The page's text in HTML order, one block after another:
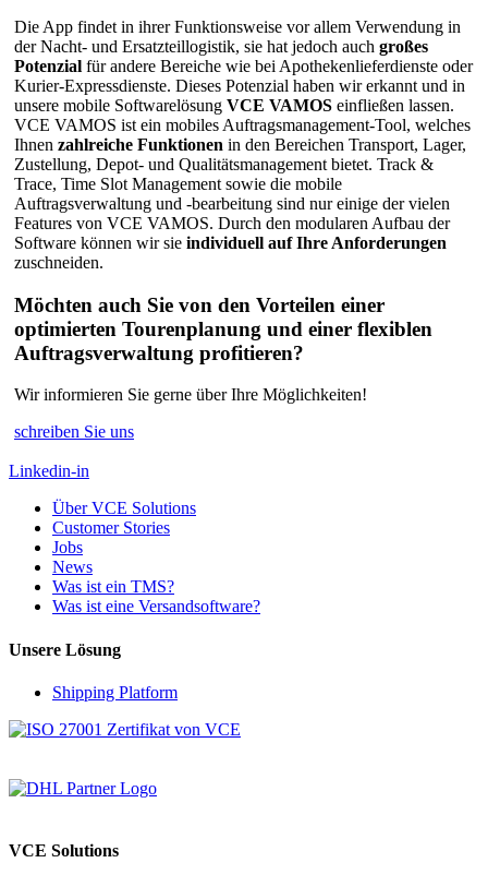
Die App findet in ihrer Funktionsweise vor allem Verwendung in
der Nacht- und Ersatzteillogistik, sie hat jedoch auch großes
Potenzial für andere Bereiche wie bei Apothekenlieferdienste oder
Kurier-Expressdienste. Dieses Potenzial haben wir erkannt und in
unsere mobile Softwarelösung VCE VAMOS einfließen lassen.
VCE VAMOS ist ein mobiles Auftragsmanagement-Tool, welches
Ihnen zahlreiche Funktionen in den Bereichen Transport, Lager,
Zustellung, Depot- und Qualitätsmanagement bietet. Track &
Trace, Time Slot Management sowie die mobile
Auftragsverwaltung und -bearbeitung sind nur einige der vielen
Features von VCE VAMOS. Durch den modularen Aufbau der
Software können wir sie individuell auf Ihre Anforderungen
zuschneiden.
Möchten auch Sie von den Vorteilen einer
optimierten Tourenplanung und einer flexiblen
Auftragsverwaltung profitieren?
Wir informieren Sie gerne über Ihre Möglichkeiten!
schreiben Sie uns
Linkedin-in
Über VCE Solutions
Customer Stories
Jobs
News
Was ist ein TMS?
Was ist eine Versandsoftware?
Unsere Lösung
Shipping Platform
VCE Solutions